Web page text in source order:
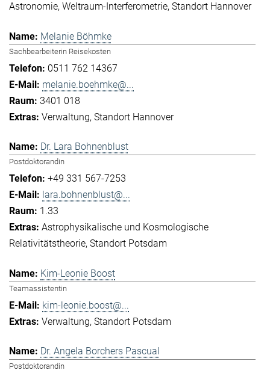
Astronomie Weltraum-Interferometrie Standort Hannover
Melanie Böhmke
Sachbearbeiterin Reisekosten
0511 762 14367
melanie.boehmke@...
3401 018
Verwaltung Standort Hannover
Dr. Lara Bohnenblust
Postdoktorandin
+49 331 567-7253
lara.bohnenblust@...
1.33
Astrophysikalische und Kosmologische
Relativitätstheorie Standort Potsdam
Kim-Leonie Boost
Teamassistentin
kim-leonie.boost@...
Verwaltung Standort Potsdam
Dr. Angela Borchers Pascual
Postdoktorandin